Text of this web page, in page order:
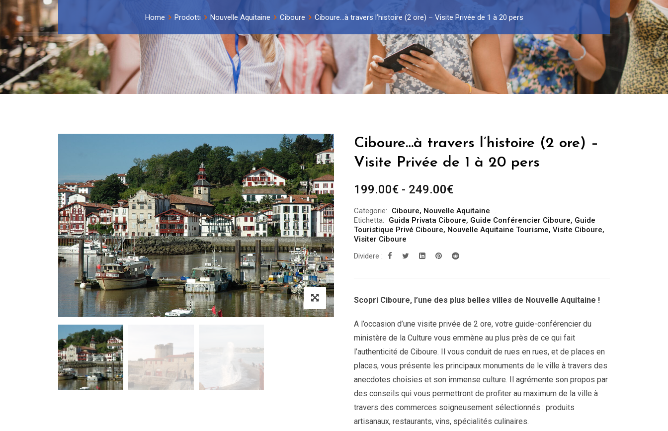
Home Prodotti Nouvelle Aquitaine Ciboure Ciboure…à travers l’histoire (2 ore) – Visite Privée de 1 à 20 pers
Ciboure…à travers l’histoire (2 ore) –
Visite Privée de 1 à 20 pers
199.00€ - 249.00€Fascia
prezzo:
da
a
Categorie: Ciboure, Nouvelle Aquitaine
Etichetta:
Guida Privata Ciboure, Guide Conférencier Ciboure, Guide
Touristique Privé Ciboure, Nouvelle Aquitaine Tourisme, Visite Ciboure,
Visiter Ciboure
Dividere :
Scopri Ciboure, l’une des plus belles villes de Nouvelle Aquitaine !
A l’occasion d’une visite privée de 2 ore, votre guide-conférencier du
ministère de la Culture vous emmène au plus près de ce qui fait
l’authenticité de Ciboure. Il vous conduit de rues en rues, et de places en
places, vous présente les principaux monuments de le ville à travers des
anecdotes choisies et son immense culture. Il agrémente son propos par
des conseils qui vous permettront de profiter au maximum de la ville à
travers des commerces soigneusement sélectionnés : produits
artisanaux, restaurants, vins, spécialités culinaires.